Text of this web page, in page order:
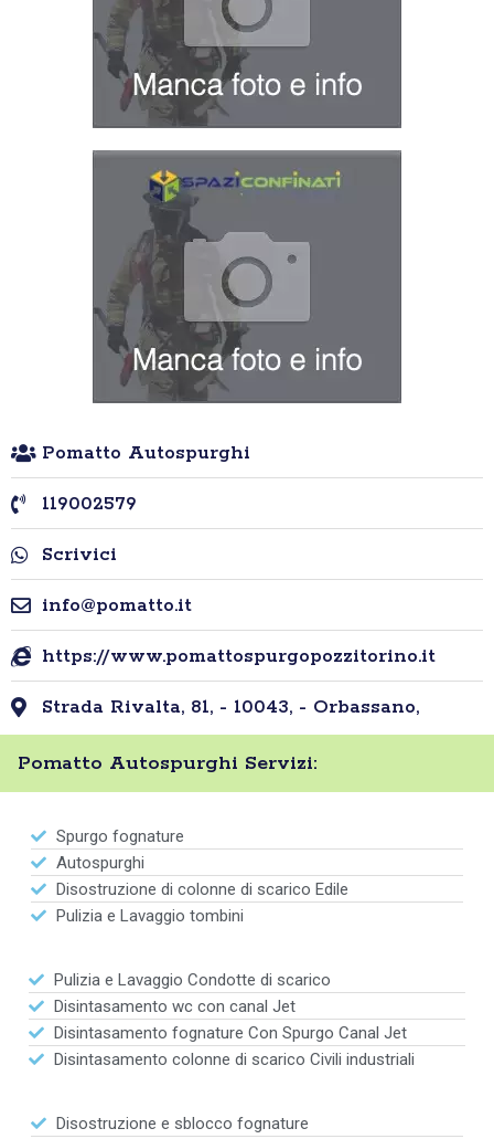
Pomatto Autospurghi
119002579
Scrivici
info@pomatto.it
https://www.pomattospurgopozzitorino.it
Strada Rivalta, 81, - 10043, - Orbassano,
Pomatto Autospurghi Servizi:
Spurgo fognature
Autospurghi
Disostruzione di colonne di scarico Edile
Pulizia e Lavaggio tombini
Pulizia e Lavaggio Condotte di scarico
Disintasamento wc con canal Jet
Disintasamento fognature Con Spurgo Canal Jet
Disintasamento colonne di scarico Civili industriali
Disostruzione e sblocco fognature